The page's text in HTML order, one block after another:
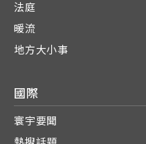
法庭
暖流
地方大小事
國際
寰宇要聞